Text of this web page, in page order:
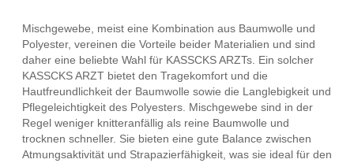
Mischgewebe, meist eine Kombination aus Baumwolle und
Polyester, vereinen die Vorteile beider Materialien und sind
daher eine beliebte Wahl für KASSCKS ARZTs. Ein solcher
KASSCKS ARZT bietet den Tragekomfort und die
Hautfreundlichkeit der Baumwolle sowie die Langlebigkeit und
Pflegeleichtigkeit des Polyesters. Mischgewebe sind in der
Regel weniger knitteranfällig als reine Baumwolle und
trocknen schneller. Sie bieten eine gute Balance zwischen
Atmungsaktivität und Strapazierfähigkeit, was sie ideal für den